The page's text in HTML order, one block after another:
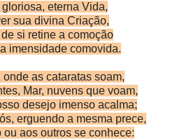
gloriosa, eterna Vida,
sua divina Criação,
si retine a comoção
imensidade comovida.
onde as cataratas soam,
Mar, nuvens que voam,
desejo imenso acalma;
erguendo a mesma prece,
ou aos outros se conhece: